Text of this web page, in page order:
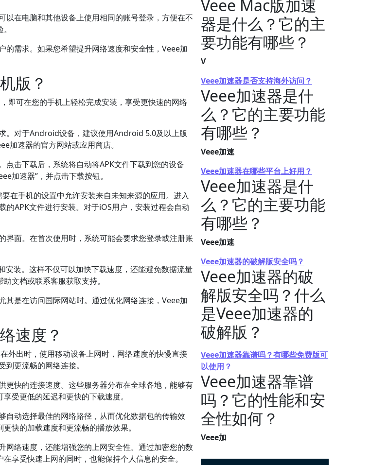
以在电脑和其他设备上使用相同的账号登录，方便在不
需求。如果您希望提升网络速度和安全性，Veee加
版？
即可在您的手机上轻松完成安装，享受更快速的网络
。对于Android设备，建议使用Android 5.0及以上版
加速器的官方网站或应用商店。
击下载后，系统将自动将APK文件下载到您的设备
加速器”，并点击下载按钮。
在手机的设置中允许安装来自未知来源的应用。进入
的APK文件进行安装。对于iOS用户，安装过程会自动
面。在首次使用时，系统可能会要求您登录或注册账
安装。这样不仅可以加快下载速度，还能避免数据流量
文档或联系客服获取支持。
是在访问国际网站时。通过优化网络连接，Veee加
速度？
外出时，使用移动设备上网时，网络速度的快慢直接
更流畅的网络连接。
更快的连接速度。这些服务器分布在全球各地，能够有
受更低的延迟和更快的下载速度。
自动选择最佳的网络路径，从而优化数据包的传输效
快的加载速度和更流畅的播放效果。
网络速度，还能增强您的上网安全性。通过加密您的数
享受快速上网的同时，也能保持个人信息的安全。
Veee Mac版加速
器是什么？它的主
要功能有哪些？
V
Veee加速器是否支持海外访问？
Veee加速器是什
么？它的主要功能
有哪些？
Veee加速
Veee加速器在哪些平台上好用？
Veee加速器是什
么？它的主要功能
有哪些？
Veee加速
Veee加速器的破解版安全吗？
Veee加速器的破
解版安全吗？什么
是Veee加速器的
破解版？
Veee加速器靠谱吗？有哪些免费版可
以使用？
Veee加速器靠谱
吗？它的性能和安
全性如何？
Veee加